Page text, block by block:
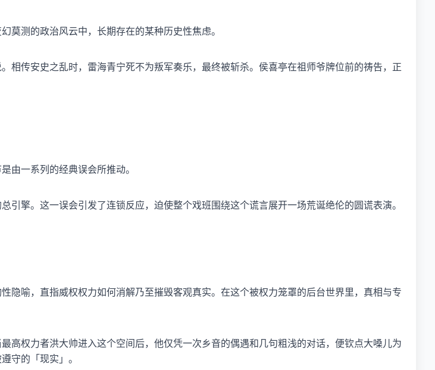
莫测的政治风云中，长期存在的某种历史性焦虑。
相传安史之乱时，雷海青宁死不为叛军奏乐，最终被斩杀。侯喜亭在祖师爷牌位前的祷告，正
由一系列的经典误会所推动。
擎。这一误会引发了连锁反应，迫使整个戏班围绕这个谎言展开一场荒诞绝伦的圆谎表演。
隐喻，直指威权权力如何消解乃至摧毁客观真实。在这个被权力笼罩的后台世界里，真相与专
高权力者洪大帅进入这个空间后，他仅凭一次乡音的偶遇和几句粗浅的对话，便钦点大嗓儿为
守的「现实」。